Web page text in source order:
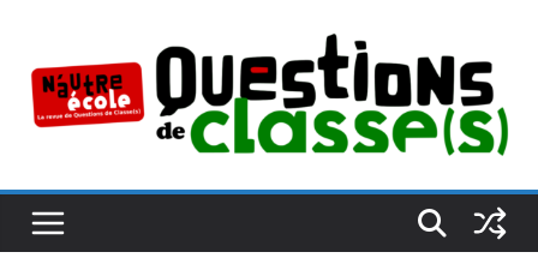
contenu